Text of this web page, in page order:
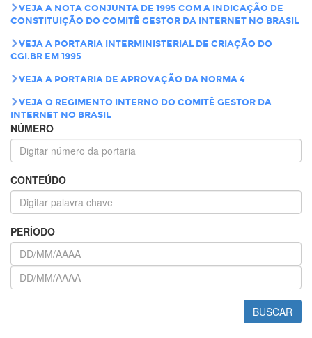
VEJA A NOTA CONJUNTA DE 1995 COM A INDICAÇÃO DE
CONSTITUIÇÃO DO COMITÊ GESTOR DA INTERNET NO BRASIL
VEJA A PORTARIA INTERMINISTERIAL DE CRIAÇÃO DO
CGI.BR EM 1995
VEJA A PORTARIA DE APROVAÇÃO DA NORMA 4
VEJA O REGIMENTO INTERNO DO COMITÊ GESTOR DA
INTERNET NO BRASIL
NÚMERO
CONTEÚDO
PERÍODO
BUSCAR